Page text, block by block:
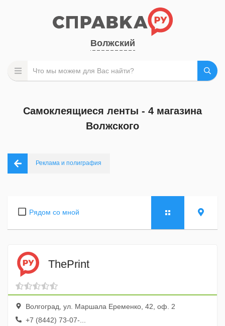
Волжский
Самоклеящиеся ленты - 4 магазина
Волжского
Реклама и полиграфия
Рядом со мной
ThePrint
Волгоград, ул. Маршала Еременко, 42, оф. 2
+7 (8442) 73-07-...